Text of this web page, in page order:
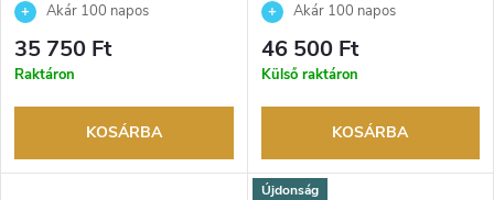
Akár 100 napos
visszaküldési lehetőség. Hivatalos
márkakereskedő.
35 750 Ft
Raktáron
KOSÁRBA
Akár 100 napos
visszaküldési lehetőség. Hivatalos
márkakereskedő.
46 500 Ft
Külső raktáron
KOSÁRBA
Újdonság